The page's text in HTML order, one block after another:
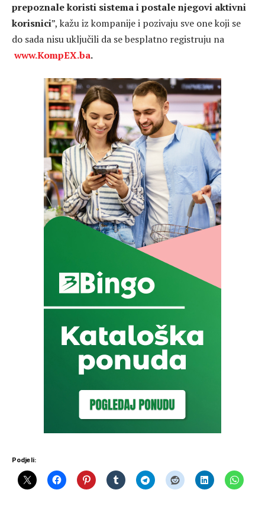
prepoznale koristi sistema i postale njegovi aktivni
korisnici”, kažu iz kompanije i pozivaju sve one koji se
do sada nisu uključili da se besplatno registruju na
www.KompEX.ba.
Podjeli: